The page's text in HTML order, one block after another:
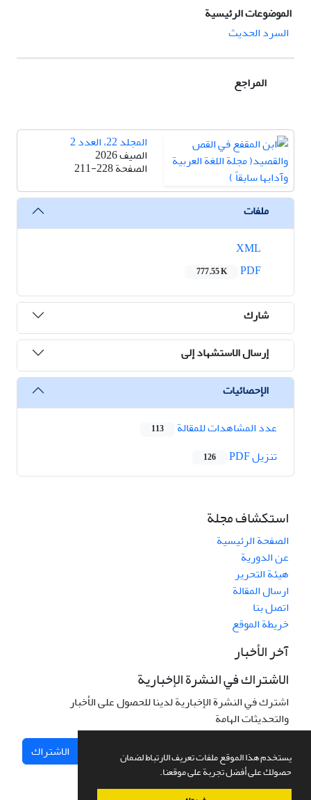
يستخدم هذا الموقع ملفات تعريف الارتباط لضمان
حصولك على أفضل تجربة على موقعنا.
الموضوعات الرئيسية
السرد الحديث
المجلد 22، العدد 2
الصيف 2026
الصفحة211-228
ملفات
777.55 K
شارك
إرسال الاستشهاد إلى
الإحصائيات
عدد المشاهدات للمقالة
113
تنزیل PDF 126
استكشاف مجلة
الصفحة الرئيسية
عن الدورية
هيئة التحرير
ارسال المقالة
اتصل بنا
خريطة الموقع
آخر الأخبار
الاشتراك في النشرة الإخبارية
اشترك في النشرة الإخبارية لدينا للحصول على الأخبار
والتحديثات الهامة
الاشتراك